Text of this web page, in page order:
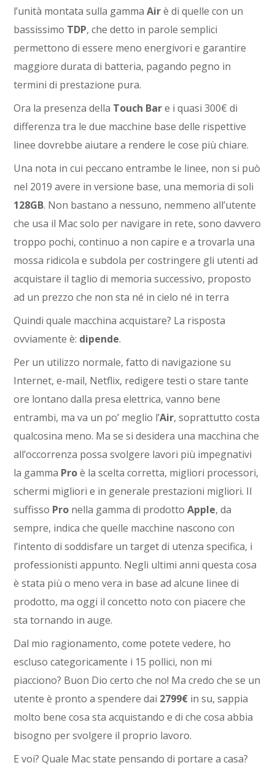
l’unità montata sulla gammaAirè di quelle con un
bassissimo TDP, che detto in parole semplici
permettono di essere meno energivori e garantire
maggiore durata di batteria, pagando pegno in
termini di prestazione pura.
Ora la presenza della Touch Bare i quasi 300€ di
differenza tra le due macchine base delle rispettive
linee dovrebbe aiutare a rendere le cose più chiare.
Una nota in cui peccano entrambe le linee, non si può
nel 2019 avere in versione base, una memoria di soli
128GB. Non bastano a nessuno, nemmeno all’utente
che usa il Mac solo per navigare in rete, sono davvero
troppo pochi, continuo a non capire e a trovarla una
mossa ridicola e subdola per costringere gli utenti ad
acquistare il taglio di memoria successivo, proposto
ad un prezzo che non sta né in cielo né in terra
Quindi quale macchina acquistare? La risposta
ovviamente è: dipende.
Per un utilizzo normale, fatto di navigazione su
Internet, e-mail, Netflix, redigere testi o stare tante
ore lontano dalla presa elettrica, vanno bene
entrambi, ma va un po’ meglio l’Air, soprattutto costa
qualcosina meno. Ma se si desidera una macchina che
all’occorrenza possa svolgere lavori più impegnativi
la gamma Proè la scelta corretta, migliori processori,
schermi migliori e in generale prestazioni migliori. Il
suffisso Pro nella gamma di prodottoApple, da
sempre, indica che quelle macchine nascono con
l’intento di soddisfare un target di utenza specifica, i
professionisti appunto. Negli ultimi anni questa cosa
è stata più o meno vera in base ad alcune linee di
prodotto, ma oggi il concetto noto con piacere che
sta tornando in auge.
Dal mio ragionamento, come potete vedere, ho
escluso categoricamente i 15 pollici, non mi
piacciono? Buon Dio certo che no! Ma credo che se un
utente è pronto a spendere dai 2799€ in su, sappia
molto bene cosa sta acquistando e di che cosa abbia
bisogno per svolgere il proprio lavoro.
E voi? Quale Mac state pensando di portare a casa?